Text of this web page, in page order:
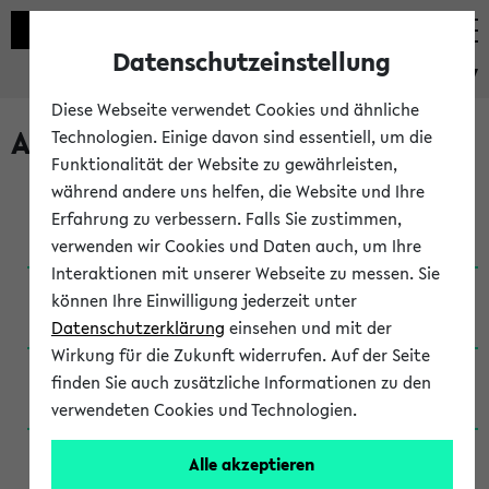
eKVV
Archivierte Studiengänge
Anglistik: British and American Studies / B.A.
(Einschreibung bis WiSe 16/17)
Anglistik: British and American Studies / B.A.
(Einschreibung bis SoSe 2015)
Anglistik: British and American Studies / B.A.
(Einschreibung bis SoSe 2013)
Anglistik: British and American Studies / Ba
(Einschreibung bis SoSe 2011)
Datenschutzeinstellung
Diese Webseite verwendet Cookies und ähnliche
Technologien. Einige davon sind essentiell, um die
Funktionalität der Website zu gewährleisten,
während andere uns helfen, die Website und Ihre
Erfahrung zu verbessern. Falls Sie zustimmen,
verwenden wir Cookies und Daten auch, um Ihre
Interaktionen mit unserer Webseite zu messen. Sie
können Ihre Einwilligung jederzeit unter
Datenschutzerklärung einsehen und mit der
Wirkung für die Zukunft widerrufen. Auf der Seite
finden Sie auch zusätzliche Informationen zu den
verwendeten Cookies und Technologien.
Alle akzeptieren